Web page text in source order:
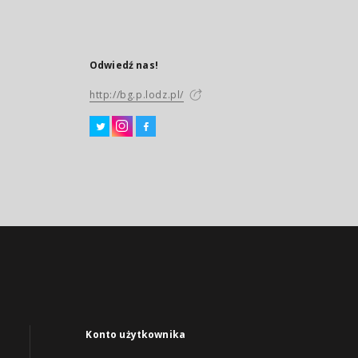
Odwiedź nas!
http://bg.p.lodz.pl/
Konto użytkownika